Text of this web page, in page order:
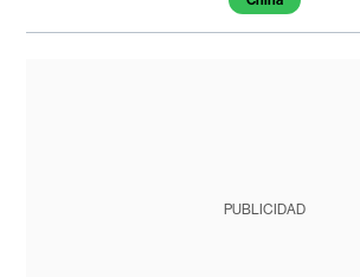
PUBLICIDAD